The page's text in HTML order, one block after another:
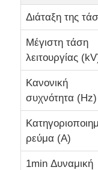
AIS Διακόπτης
ΓΣΥ Αερίου
Διακόπτης
Διακόπτης
Διάταξη της
Μέγιστη τάση
λειτουργίας
Κανονική
συχνότητα (Hz)
ρεύμα (A)
1min Δυναμική